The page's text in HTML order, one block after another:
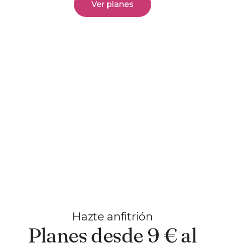
Ver planes
Hazte anfitrión
Planes desde 9 € al